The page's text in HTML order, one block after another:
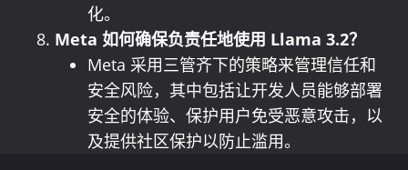
化。
Meta 如何确保负责任地使用 Llama 3.2？
Meta 采用三管齐下的策略来管理信任和
安全风险，其中包括让开发人员能够部署
安全的体验、保护用户免受恶意攻击，以
及提供社区保护以防止滥用。